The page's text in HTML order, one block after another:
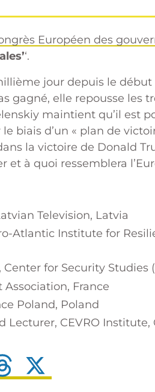
Européen des
‘.
jour depuis le début
gagné, elle repousse les
maintient qu’il est
biais d’un « plan de
la victoire de Donald
à quoi ressemblera
Television, Latvia
Atlantic Institute for
for Security Studies
France
Poland, Poland
Lecturer, CEVRO Institute,
Threads